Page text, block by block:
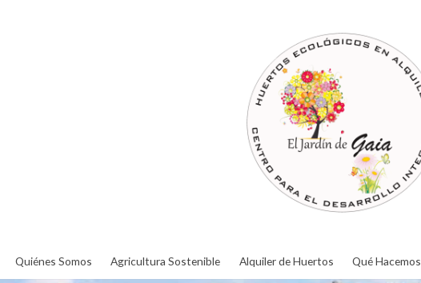
Quiénes Somos Agricultura Sostenible Alquiler de Huertos Qué Hacemos